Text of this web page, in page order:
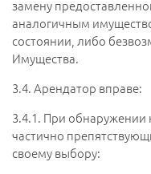
замену
аналогичным
состоянии, либо
Имущества.
3.4.Арендатор вправе:
3.4.1. При обнаружении
частично
своему выбору: